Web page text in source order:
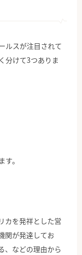
ルスが注目されて
分けて3つありま
。
カを発祥とした営
関が発達してお
、などの理由から